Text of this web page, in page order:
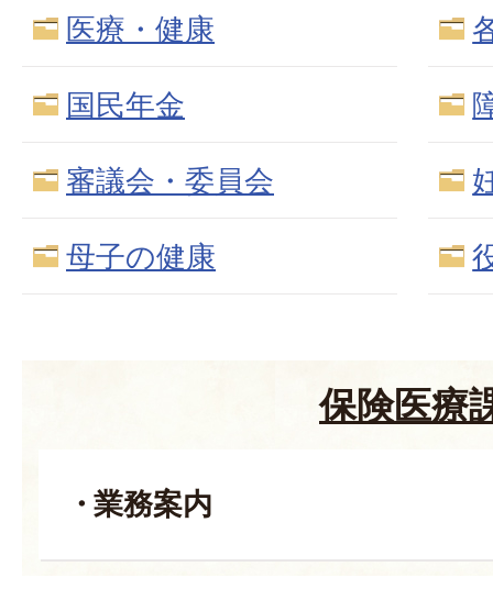
医療・健康
国民年金
審議会・委員会
母子の健康
保険医療
業務案内